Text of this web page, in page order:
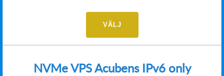
VÄLJ
NVMe VPS Acubens IPv6 only